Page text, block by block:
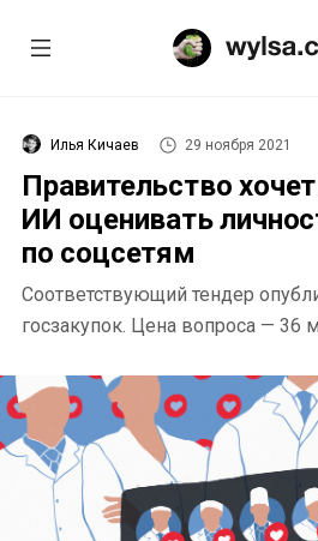
Илья Кичаев 29 ноября 2021
Правительство
ИИ оценивать
по соцсетям
Соответствующий тендер
госзакупок. Цена вопроса — 36